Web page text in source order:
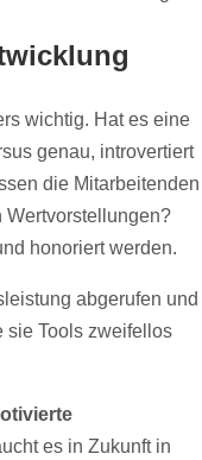
wichtig. Hat es eine
genau, introvertiert
die Mitarbeitenden
Wertvorstellungen?
honoriert werden.
abgerufen und
sie Tools zweifellos
es in Zukunft in